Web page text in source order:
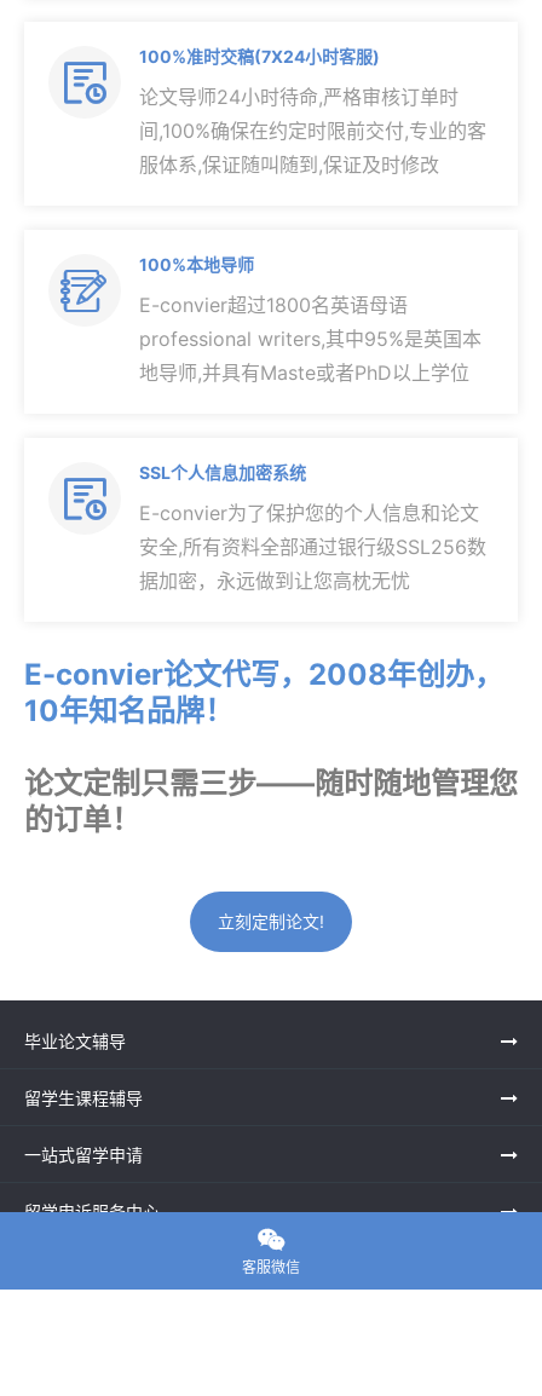

100%准时交稿(7X24小时客服)
论文导师24小时待命,严格审核订单时
间,100%确保在约定时限前交付,专业的客
服体系,保证随叫随到,保证及时修改

100%本地导师
E-convier超过1800名英语母语
professional writers,其中95%是英国本
地导师,并具有Maste或者PhD以上学位

SSL个人信息加密系统
E-convier为了保护您的个人信息和论文
安全,所有资料全部通过银行级SSL256数
据加密，永远做到让您高枕无忧
E-convier论文代写，2008年创办，
10年知名品牌！
论文定制只需三步——随时随地管理您
的订单！
立刻定制论文!
毕业论文辅导
留学生课程辅导
一站式留学申请
留学申诉服务中心

客服微信